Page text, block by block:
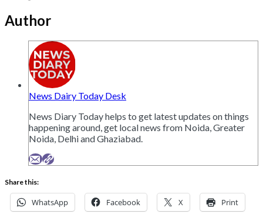
Author
News Dairy Today Desk
News Diary Today helps to get latest updates on things
happening around, get local news from Noida, Greater
Noida, Delhi and Ghaziabad.
Share this:
WhatsApp Facebook X Print